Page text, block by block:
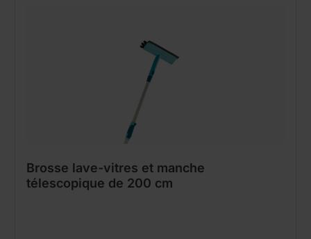
Brosse lave-vitres et manche
télescopique de 200 cm